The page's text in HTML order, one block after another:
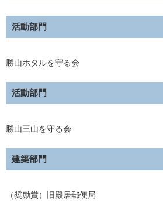
活動部門
勝山ホタルを守る会
活動部門
勝山三山を守る会
建築部門
（奨励賞）旧殿居郵便局